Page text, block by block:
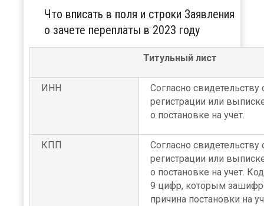
Что вписать в поля и строки Заявления
о зачете переплаты в 2023 году
Титульный лист
ИНН
Согласно свидетельству
регистрации или
о постановке на учет.
КПП
Согласно свидетельству
регистрации или
о постановке на учет.
9 цифр, которым
причина постановки на